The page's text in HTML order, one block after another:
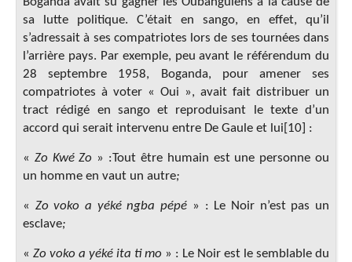
sa lutte politique. C’était en sango, en effet, qu’il
s’adressait à ses compatriotes lors de ses tournées dans
l’arrière pays. Par exemple, peu avant le référendum du
28 septembre 1958, Boganda, pour amener ses
compatriotes à voter « Oui », avait fait distribuer un
tract rédigé en sango et reproduisant le texte d’un
accord qui serait intervenu entre De Gaule et lui[10] :
« Zo Kwé Zo » :Tout être humain est une personne ou
un homme en vaut un autre;
« Zo voko a yéké ngba pépé » : Le Noir n’est pas un
esclave;
« Zo voko a yéké ita ti mo » : Le Noir est le semblable du